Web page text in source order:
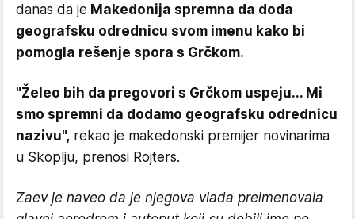
danas da je Makedonija spremna da doda
geografsku odrednicu svom imenu kako bi
pomogla rešenje spora s Grčkom.
"Želeo bih da pregovori s Grčkom uspeju... Mi
smo spremni da dodamo geografsku odrednicu
nazivu", rekao je makedonski premijer novinarima
u Skoplju, prenosi Rojters.
Zaev je naveo da je njegova vlada preimenovala